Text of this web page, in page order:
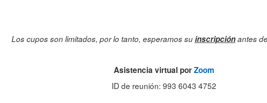
Los cupos son limitados, por lo tanto, esperamos suinscripciónantes
Asistencia virtual porZoom
ID de reunión: 993 6043 4752